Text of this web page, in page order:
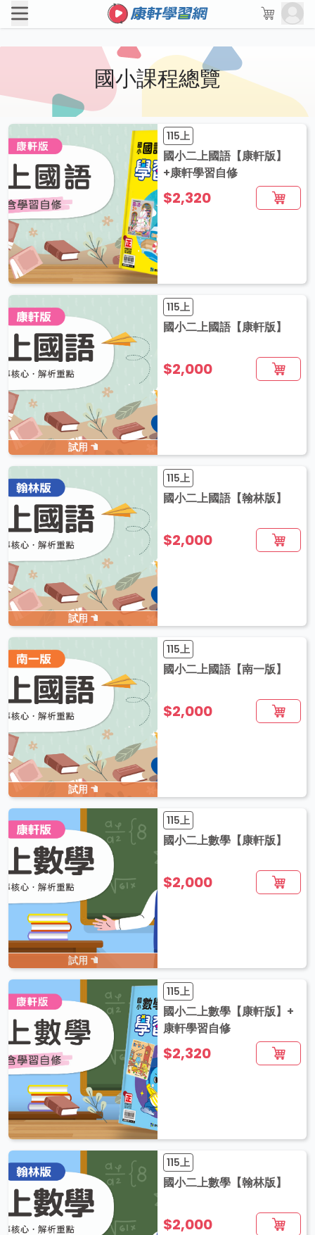
國小課程總覽
115上
國小二上國語【康軒版】
+康軒學習自修
$2,320
試用
115上
國小二上國語【康軒版】
$2,000
試用
115上
國小二上國語【翰林版】
$2,000
試用
115上
國小二上國語【南一版】
$2,000
試用
115上
國小二上數學【康軒版】
$2,000
115上
國小二上數學【康軒版】+
康軒學習自修
$2,320
115上
國小二上數學【翰林版】
$2,000